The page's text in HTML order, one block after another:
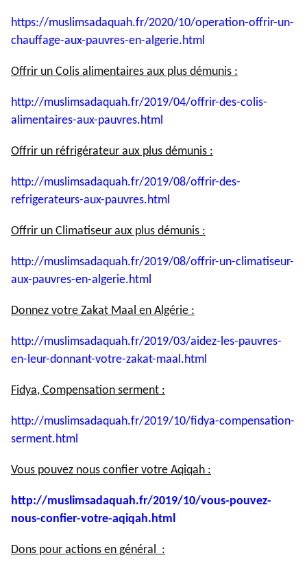
https://muslimsadaquah.fr/2020/10/operation-offrir-un-
chauffage-aux-pauvres-en-algerie.html
Offrir un Colis alimentaires aux plus démunis :
http://muslimsadaquah.fr/2019/04/offrir-des-colis-
alimentaires-aux-pauvres.html
Offrir un réfrigérateur aux plus démunis :
http://muslimsadaquah.fr/2019/08/offrir-des-
refrigerateurs-aux-pauvres.html
Offrir un Climatiseur aux plus démunis :
http://muslimsadaquah.fr/2019/08/offrir-un-climatiseur-
aux-pauvres-en-algerie.html
Donnez votre Zakat Maal en Algérie :
http://muslimsadaquah.fr/2019/03/aidez-les-pauvres-
en-leur-donnant-votre-zakat-maal.html
Fidya, Compensation serment :
http://muslimsadaquah.fr/2019/10/fidya-compensation-
serment.html
Vous pouvez nous confier votre Aqiqah :
http://muslimsadaquah.fr/2019/10/vous-pouvez-
nous-confier-votre-aqiqah.html
Dons pour actions en général :